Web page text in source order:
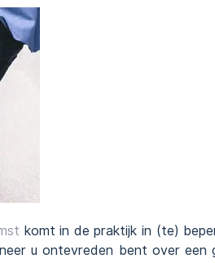
komt in de praktijk in (te)
u ontevreden bent over een